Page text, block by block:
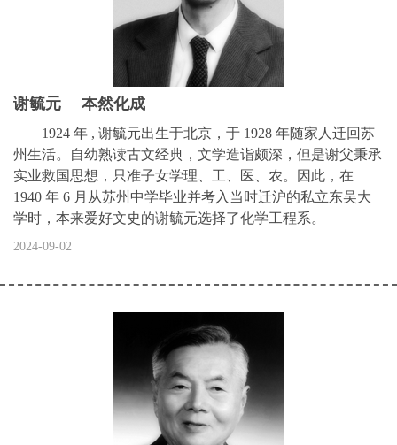
谢毓元 本然化成
1924 年 , 谢毓元出生于北京，于 1928 年随家人迁回苏
州生活。自幼熟读古文经典，文学造诣颇深，但是谢父秉承
实业救国思想，只准子女学理、工、医、农。因此，在
1940 年 6 月从苏州中学毕业并考入当时迁沪的私立东吴大
学时，本来爱好文史的谢毓元选择了化学工程系。
2024-09-02